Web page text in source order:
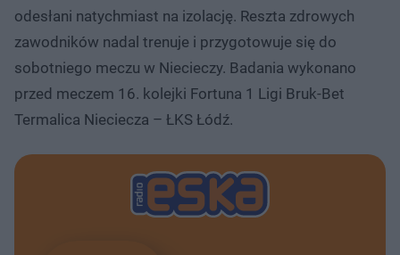
odesłani natychmiast na izolację. Reszta zdrowych
zawodników nadal trenuje i przygotowuje się do
sobotniego meczu w Niecieczy. Badania wykonano
przed meczem 16. kolejki Fortuna 1 Ligi Bruk-Bet
Termalica Nieciecza – ŁKS Łódź.